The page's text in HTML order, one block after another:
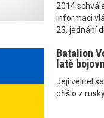
2014
informaci
23. jednání
Batalion
latě
Její velitel
přišlo z